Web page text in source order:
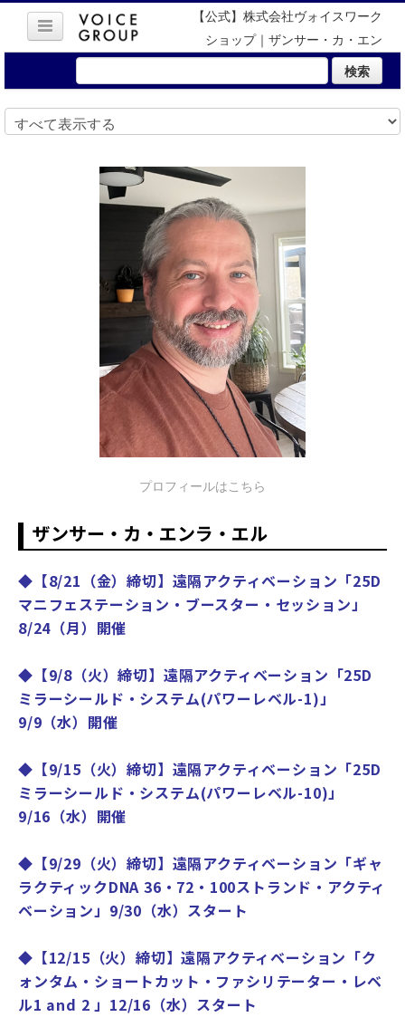
【公式】株式会社ヴォイスワーク
ショップ｜ザンサー・カ・エン
ラ・エル
検索
プロフィールはこちら
ザンサー・カ・エンラ・エル
◆【8/21（金）締切】遠隔アクティベーション「25D
マニフェステーション・ブースター・セッション」
8/24（月）開催
◆【9/8（火）締切】遠隔アクティベーション「25D
ミラーシールド・システム(パワーレベル-1)」
9/9（水）開催
◆【9/15（火）締切】遠隔アクティベーション「25D
ミラーシールド・システム(パワーレベル-10)」
9/16（水）開催
◆【9/29（火）締切】遠隔アクティベーション「ギャ
ラクティックDNA 36・72・100ストランド・アクティ
ベーション」9/30（水）スタート
◆【12/15（火）締切】遠隔アクティベーション「ク
ォンタム・ショートカット・ファシリテーター・レベ
ル1 and 2 」12/16（水）スタート